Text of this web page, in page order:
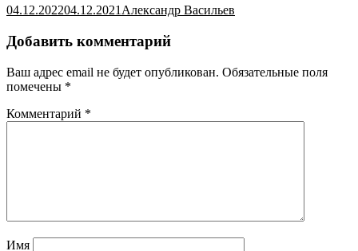
04.12.202204.12.2021Александр Васильев
Добавить комментарий
Ваш адрес email не будет опубликован. Обязательные поля
помечены *
Комментарий *
Имя